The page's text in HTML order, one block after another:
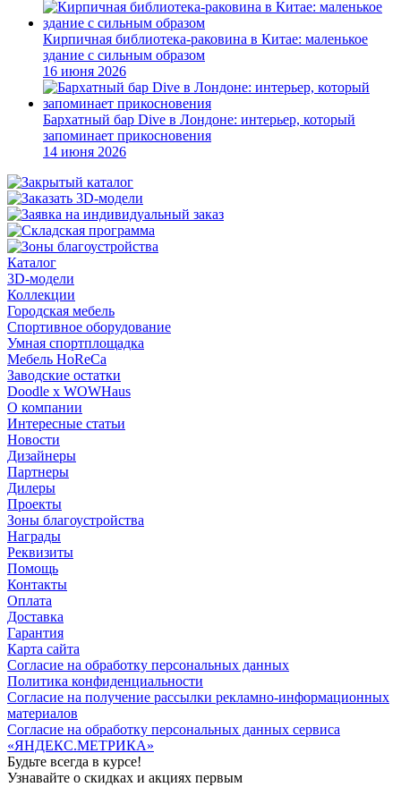
Кирпичная библиотека-раковина в Китае: маленькое
здание с сильным образом
16 июня 2026
Бархатный бар Dive в Лондоне: интерьер, который
запоминает прикосновения
14 июня 2026
Каталог
3D-модели
Коллекции
Городская мебель
Спортивное оборудование
Умная спортплощадка
Мебель HoReCa
Заводские остатки
Doodle x WOWHaus
О компании
Интересные статьи
Новости
Дизайнеры
Партнеры
Дилеры
Проекты
Зоны благоустройства
Награды
Реквизиты
Помощь
Контакты
Оплата
Доставка
Гарантия
Карта сайта
Согласие на обработку персональных данных
Политика конфиденциальности
Согласие на получение рассылки рекламно-информационных
материалов
Согласие на обработку персональных данных сервиса
«ЯНДЕКС.МЕТРИКА»
Будьте всегда в курсе!
Узнавайте о скидках и акциях первым